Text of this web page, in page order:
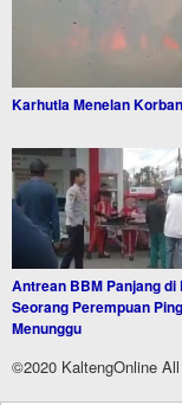
Karhutla Menelan
Antrean BBM Panjang di
Seorang Perempuan
Menunggu
©2020 KaltengOnline